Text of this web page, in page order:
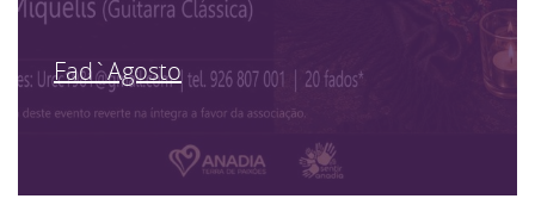
Fad`Agosto